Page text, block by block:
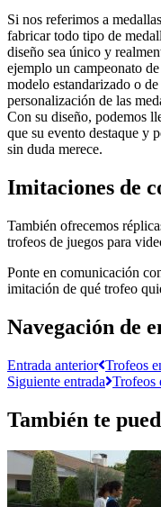
Si nos referimos a
fabricar todo tipo de
diseño sea único y
ejemplo un campeonato
modelo estandarizado o
personalización de las
Con su diseño, podemos
que su evento destaque y
sin duda merece.
Imitaciones de
También ofrecemos
trofeos de juegos para
Ponte en comunicación
imitación de qué trofeo
Navegación de
Entrada anterior Trofeos
Siguiente entrada Trofeos
También te